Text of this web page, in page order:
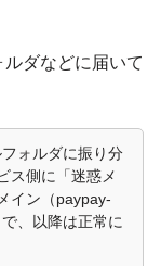
ダなどに届いて
ォルダに振り分
ス側に「迷惑メ
イン（paypay-
、以降は正常に